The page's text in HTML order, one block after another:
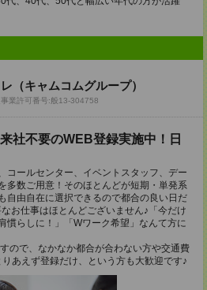
（キャムコムグループ）
業許可番号:般13-304758
社不要のWEB登録実施中！日
コールセンター、イベントスタッフ、デー
多数ご用意！そのほとんどが短期・単発系
自由自在に選択できるので都合の良い日だ
お仕事はほとんどございません♪「今だけ
慣らしに！」「Wワーク希望」なんて方に
ので、なかなか都合が合わない方や交通費
あえず登録だけ、という方も大歓迎です♪